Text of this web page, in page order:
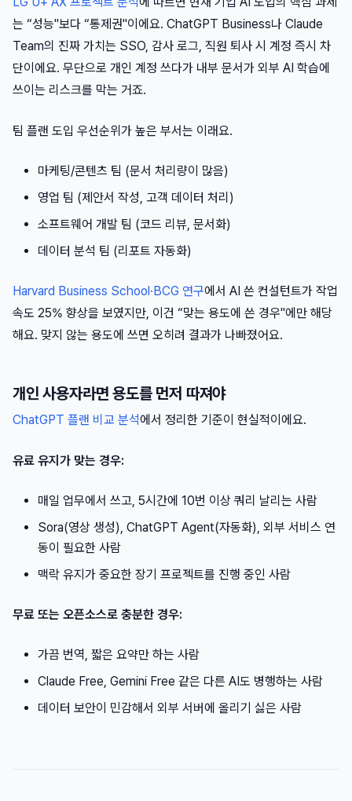
는 “성능"보다 “통제권"이에요. ChatGPT Business나 Claude
Team의 진짜 가치는 SSO, 감사 로그, 직원 퇴사 시 계정 즉시 차
단이에요. 무단으로 개인 계정 쓰다가 내부 문서가 외부 AI 학습에
쓰이는 리스크를 막는 거죠.
팀 플랜 도입 우선순위가 높은 부서는 이래요.
마케팅/콘텐츠 팀 (문서 처리량이 많음)
영업 팀 (제안서 작성, 고객 데이터 처리)
소프트웨어 개발 팀 (코드 리뷰, 문서화)
데이터 분석 팀 (리포트 자동화)
Harvard Business School·BCG 연구에서 AI 쓴 컨설턴트가 작업
속도 25% 향상을 보였지만, 이건 “맞는 용도에 쓴 경우"에만 해당
해요. 맞지 않는 용도에 쓰면 오히려 결과가 나빠졌어요.
개인 사용자라면 용도를 먼저 따져야
ChatGPT 플랜 비교 분석에서 정리한 기준이 현실적이에요.
유료 유지가 맞는 경우:
매일 업무에서 쓰고, 5시간에 10번 이상 쿼리 날리는 사람
Sora(영상 생성), ChatGPT Agent(자동화), 외부 서비스 연
동이 필요한 사람
맥락 유지가 중요한 장기 프로젝트를 진행 중인 사람
무료 또는 오픈소스로 충분한 경우:
가끔 번역, 짧은 요약만 하는 사람
Claude Free, Gemini Free 같은 다른 AI도 병행하는 사람
데이터 보안이 민감해서 외부 서버에 올리기 싫은 사람